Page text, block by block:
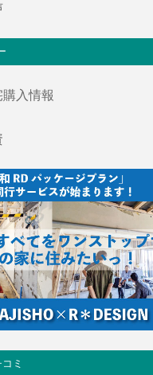
入情報
ミ